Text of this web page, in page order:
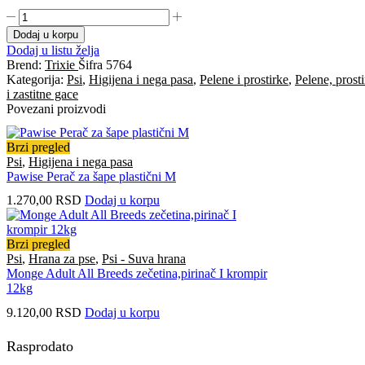
Dodaj u korpu
Dodaj u listu želja
Brend: Trixie Šifra 5764
Kategorija: Psi, Higijena i nega pasa, Pelene i prostirke, Pelene,
i zastitne gace
Povezani proizvodi
Brzi pregled
Psi, Higijena i nega pasa
Pawise Perač za šape plastični M
1.270,00 RSD Dodaj u korpu
Brzi pregled
Psi, Hrana za pse, Psi - Suva hrana
Monge Adult All Breeds zečetina,pirinač I krompir
12kg
9.120,00 RSD Dodaj u korpu
Rasprodato